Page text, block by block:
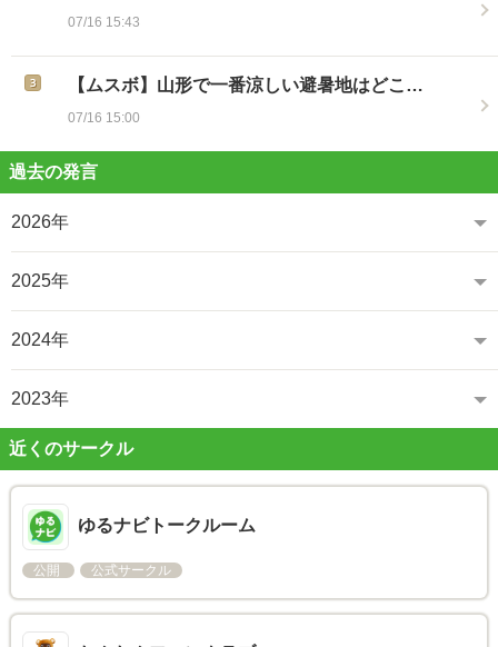
07/16 15:43
【ムスボ】山形で一番涼しい避暑地はどこ…
07/16 15:00
過去の発言
2026年
2025年
2024年
2023年
近くのサークル
ゆるナビトークルーム
公開 公式サークル